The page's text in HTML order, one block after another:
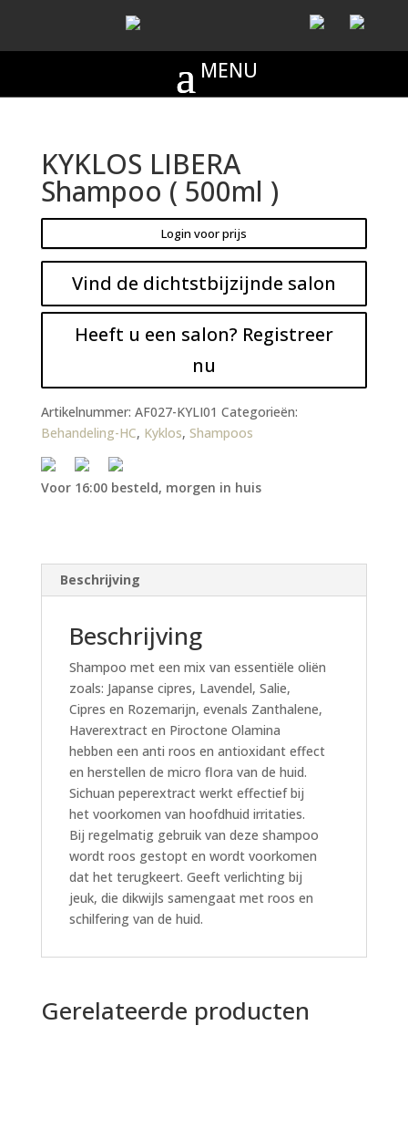
KYKLOS LIBERA
Shampoo ( 500ml )
Login voor prijs
Vind de dichtstbijzijnde salon
Heeft u een salon? Registreer
nu
Artikelnummer: AF027-KYLI01 Categorieën:
Behandeling-HC, Kyklos, Shampoos
Voor 16:00 besteld, morgen in huis
Beschrijving
Beschrijving
Shampoo met een mix van essentiële oliën
zoals: Japanse cipres, Lavendel, Salie,
Cipres en Rozemarijn, evenals Zanthalene,
Haverextract en Piroctone Olamina
hebben een anti roos en antioxidant effect
en herstellen de micro flora van de huid.
Sichuan peperextract werkt effectief bij
het voorkomen van hoofdhuid irritaties.
Bij regelmatig gebruik van deze shampoo
wordt roos gestopt en wordt voorkomen
dat het terugkeert. Geeft verlichting bij
jeuk, die dikwijls samengaat met roos en
schilfering van de huid.
Gerelateerde producten